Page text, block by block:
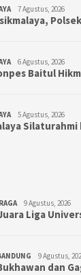
7 Agustus, 2026
6 Agustus, 2026
Baitul
5 Agustus, 2026
9 Agustus, 2026
Liga
9 Agustus,
dan